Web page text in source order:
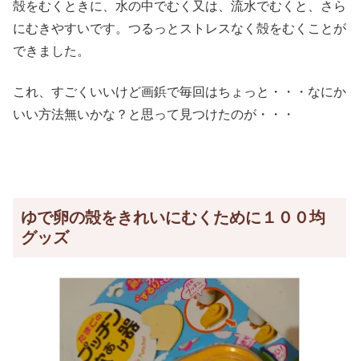
殻をむくときに、水の中でむく又は、流水でむくと、さら
にむきやすいです。つるっとストレスなく殻をむくことが
できました。
これ、すごくいいけど画鋲で毎回はちょっと・・・なにか
いい方法無いかな？と思って見つけたのが・・・
ゆで卵の殻をきれいにむくために１００均
グッズ